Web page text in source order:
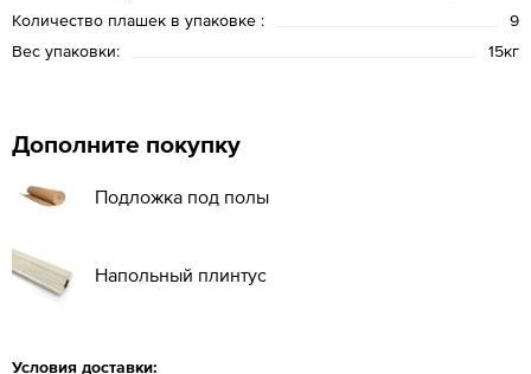
Количество плашек в упаковке :
9
Вес упаковки:
15кг
Дополните покупку
Подложка под полы
Напольный плинтус
Условия доставки: